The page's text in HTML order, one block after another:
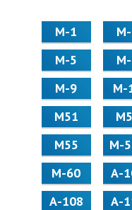
М-1
М-5
М-9
М-
М51
М55
M-
M-60
А-
А-108
А-